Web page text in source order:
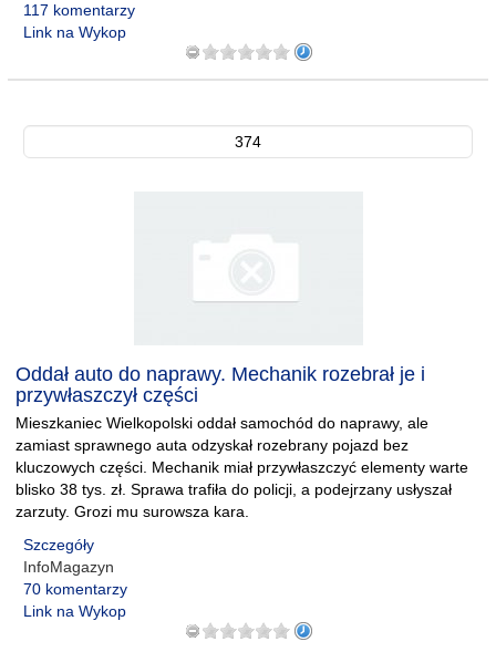
117 komentarzy
Link na Wykop
374
Oddał auto do naprawy. Mechanik rozebrał je i
przywłaszczył części
Mieszkaniec Wielkopolski oddał samochód do naprawy, ale
zamiast sprawnego auta odzyskał rozebrany pojazd bez
kluczowych części. Mechanik miał przywłaszczyć elementy warte
blisko 38 tys. zł. Sprawa trafiła do policji, a podejrzany usłyszał
zarzuty. Grozi mu surowsza kara.
Szczegóły
InfoMagazyn
70 komentarzy
Link na Wykop